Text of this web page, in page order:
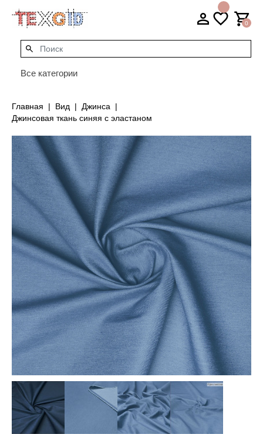
0
Все категории
Главная Вид
Джинса
Джинсовая ткань синяя с эластаном